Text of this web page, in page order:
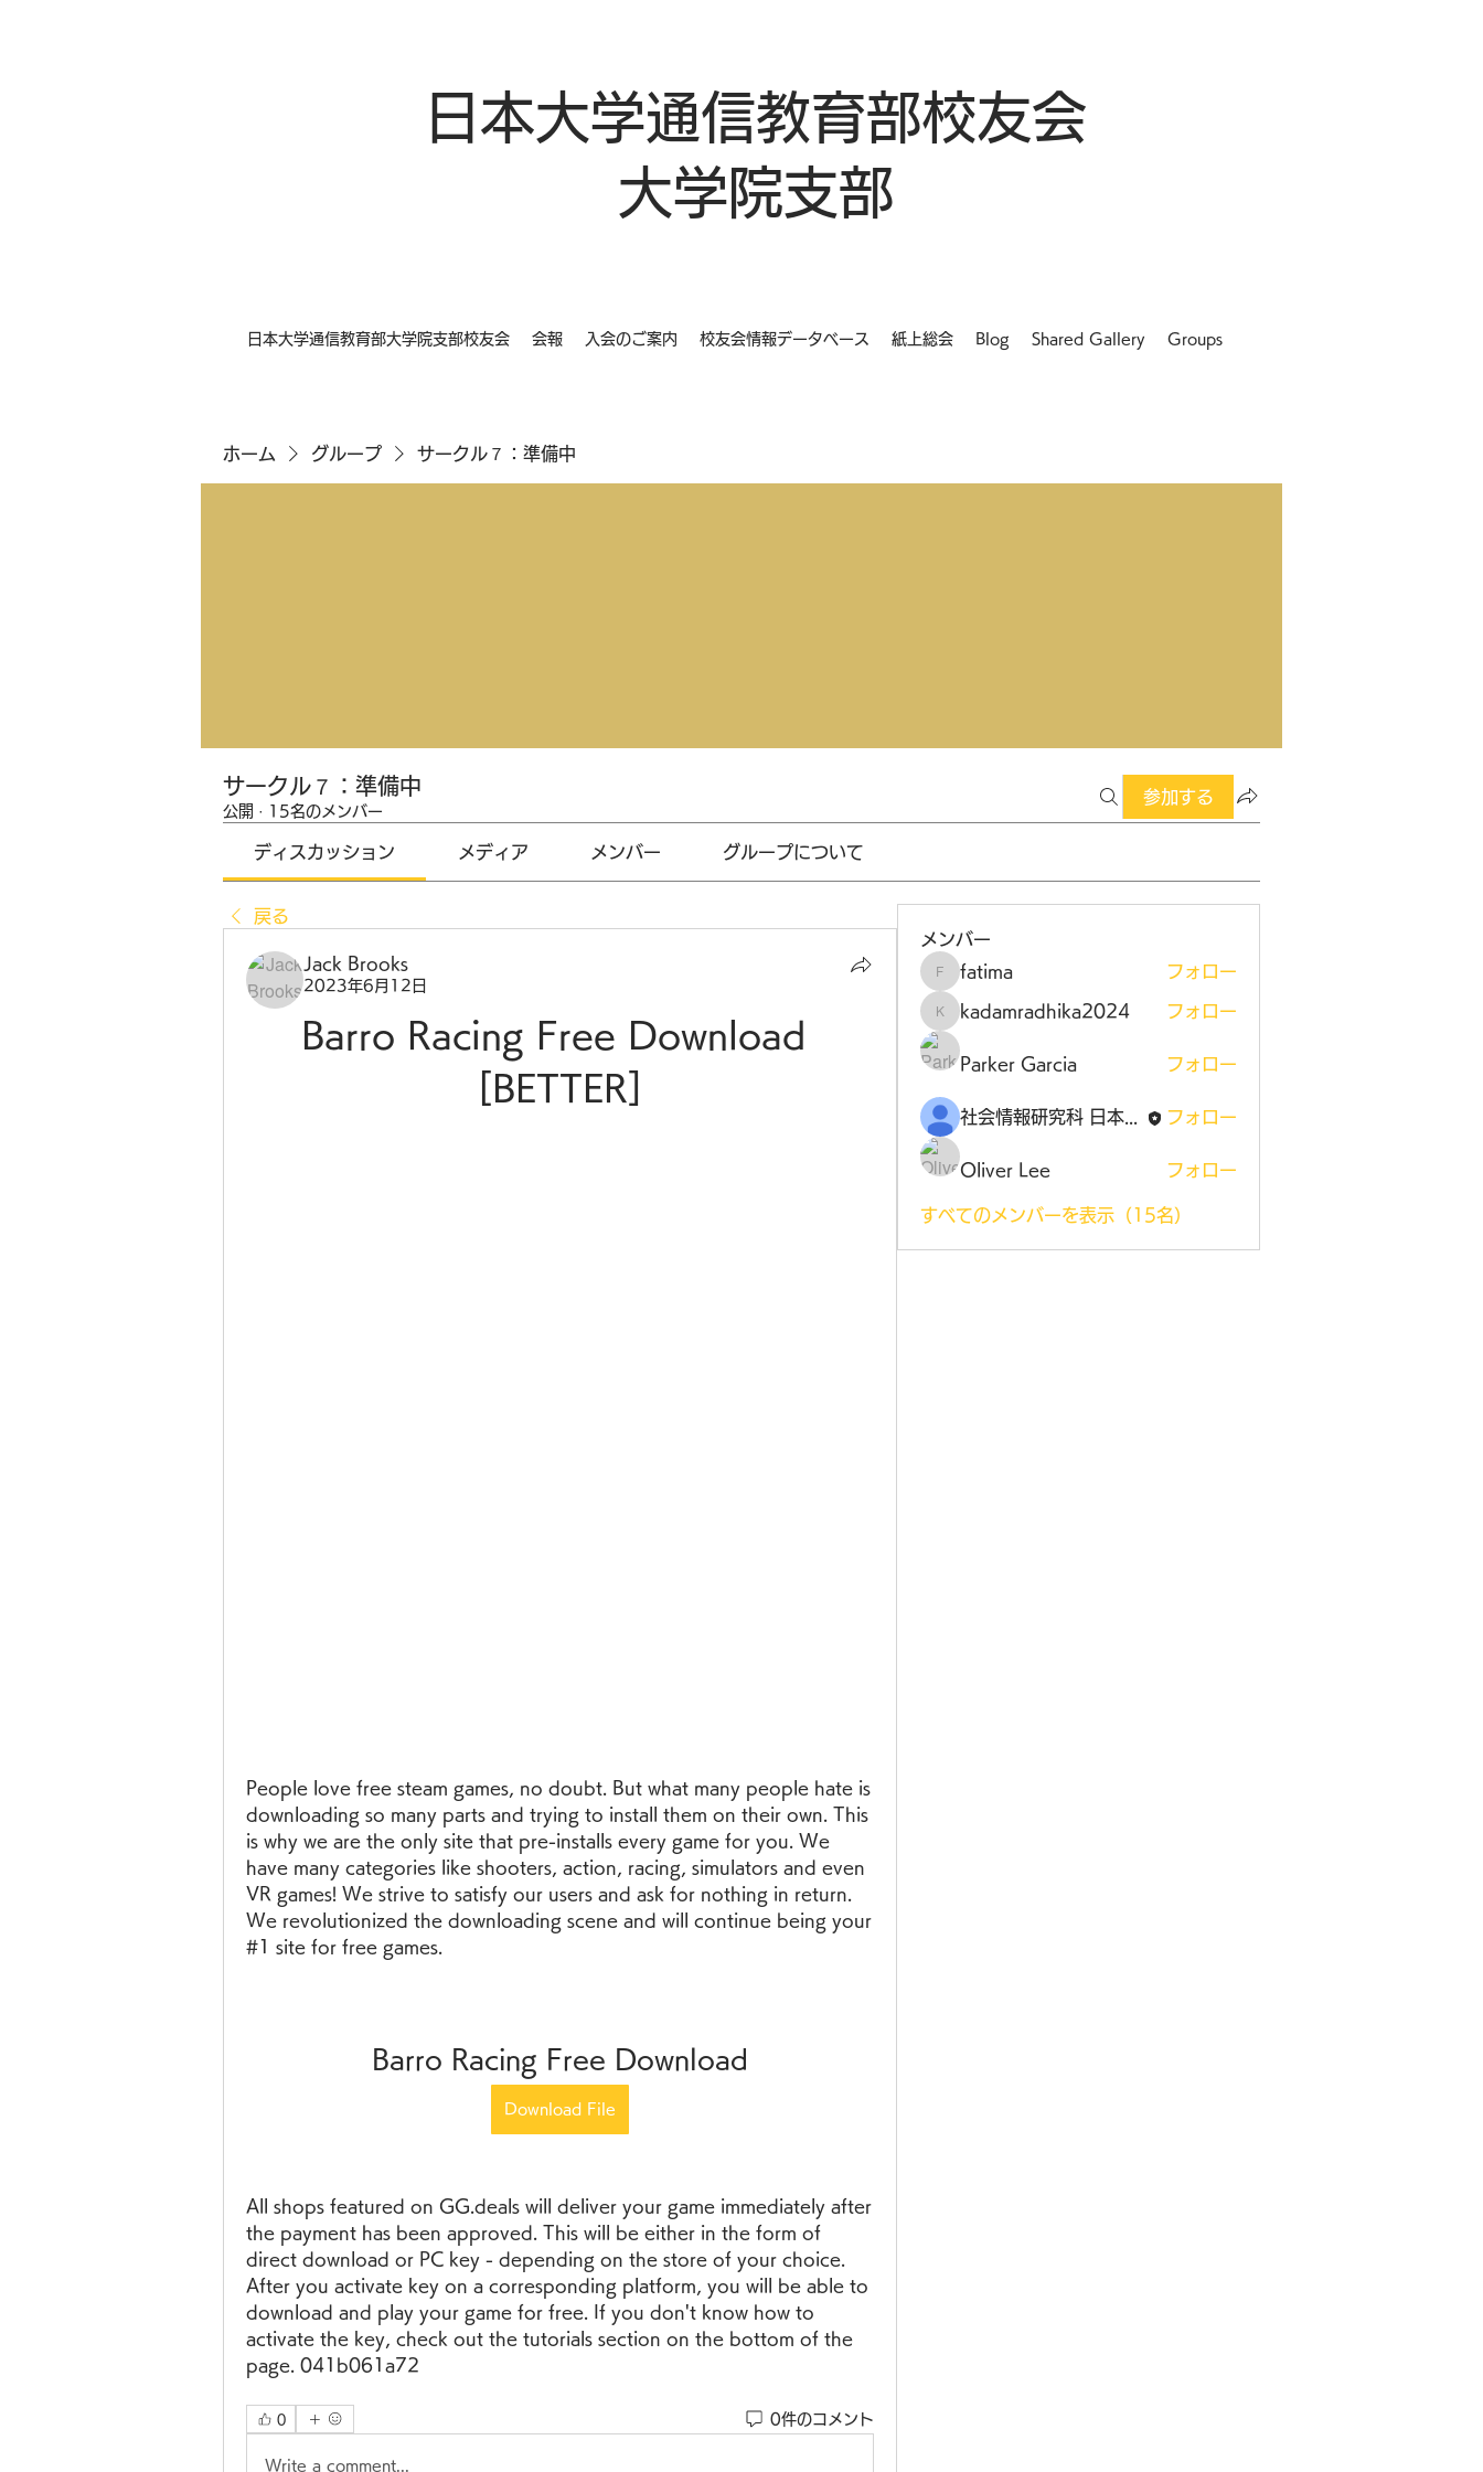
日本大学通信教育部校友会
大学院支部
日本大学通信教育部大学院支部校友会 会報 入会のご案内 校友会情報データベース 紙上総会 Blog Shared Gallery Groups
ホーム グループ サークル７：準備中
サークル７：準備中
公開 · 15名のメンバー
参加する
ディスカッション メディア メンバー グループについて
戻る
Jack Brooks
2023年6月12日
Barro Racing Free Download
[BETTER]
People love free steam games, no doubt. But what many people hate is
downloading so many parts and trying to install them on their own. This
is why we are the only site that pre-installs every game for you. We
have many categories like shooters, action, racing, simulators and even
VR games! We strive to satisfy our users and ask for nothing in return.
We revolutionized the downloading scene and will continue being your
#1 site for free games.
Barro Racing Free Download
Download File
All shops featured on GG.deals will deliver your game immediately after
the payment has been approved. This will be either in the form of
direct download or PC key - depending on the store of your choice.
After you activate key on a corresponding platform, you will be able to
download and play your game for free. If you don't know how to
activate the key, check out the tutorials section on the bottom of the
page. 041b061a72
0 0件のコメント
Write a comment...
メンバー
fatima
fatima フォロー
kadamradhika2024
kadamradhika2024 フォロー
Parker Garcia フォロー
社会情報研究科 日本大学大学院 フォロー
Oliver Lee フォロー
すべてのメンバーを表示（15名）